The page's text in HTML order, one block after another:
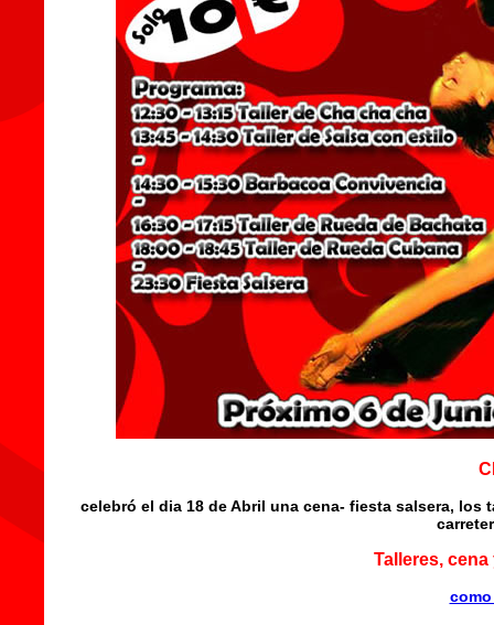
celebró el dia 18 de Abril una cena- fiesta salsera,
Talleres,